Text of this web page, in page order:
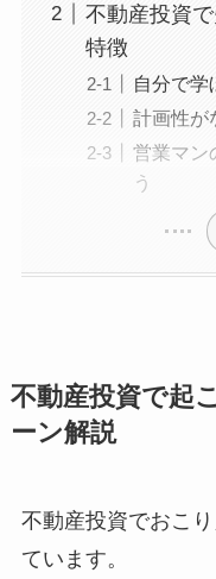
不動産投資
特徴
自分で学
計画性が
営業マン
う
不動産投資で起
ーン解説
不動産投資でおこ
ています。